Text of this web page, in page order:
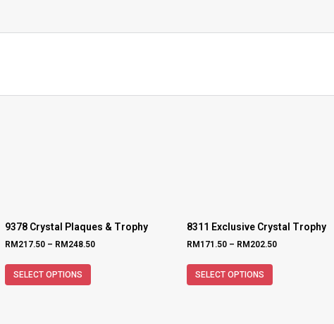
9378 Crystal Plaques & Trophy
RM 217.50 – RM 248.50
SELECT OPTIONS
8311 Exclusive Crystal Trophy
RM 171.50 – RM 202.50
SELECT OPTIONS